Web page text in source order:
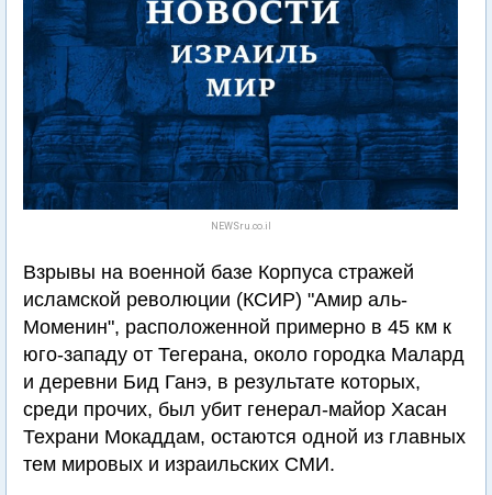
NEWSru.co.il
Взрывы на военной базе Корпуса стражей
исламской революции (КСИР) "Амир аль-
Моменин", расположенной примерно в 45 км к
юго-западу от Тегерана, около городка Малард
и деревни Бид Ганэ, в результате которых,
среди прочих, был убит генерал-майор Хасан
Техрани Мокаддам, остаются одной из главных
тем мировых и израильских СМИ.